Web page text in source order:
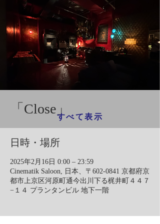
「Close」
日時・場所
2025年2月16日 0:00 – 23:59
Cinematik Saloon, 日本、〒602-0841 京都府京
都市上京区河原町通今出川下る梶井町４４７
−１４ プランタンビル 地下一階
すべて表示